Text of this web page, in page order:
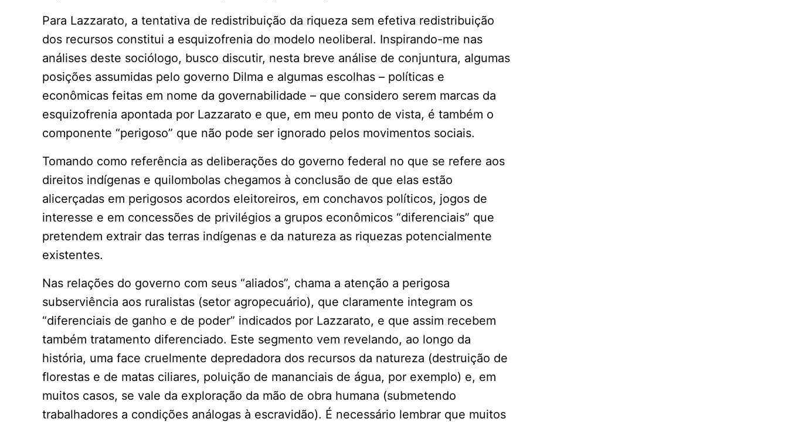
Para Lazzarato, a tentativa de redistribuição da riqueza sem efetiva redistribuição
dos recursos constitui a esquizofrenia do modelo neoliberal. Inspirando-me nas
análises deste sociólogo, busco discutir, nesta breve análise de conjuntura, algumas
posições assumidas pelo governo Dilma e algumas escolhas – políticas e
econômicas feitas em nome da governabilidade – que considero serem marcas da
esquizofrenia apontada por Lazzarato e que, em meu ponto de vista, é também o
componente “perigoso” que não pode ser ignorado pelos movimentos sociais.
Tomando como referência as deliberações do governo federal no que se refere aos
direitos indígenas e quilombolas chegamos à conclusão de que elas estão
alicerçadas em perigosos acordos eleitoreiros, em conchavos políticos, jogos de
interesse e em concessões de privilégios a grupos econômicos “diferenciais” que
pretendem extrair das terras indígenas e da natureza as riquezas potencialmente
existentes.
Nas relações do governo com seus “aliados”, chama a atenção a perigosa
subserviência aos ruralistas (setor agropecuário), que claramente integram os
“diferenciais de ganho e de poder” indicados por Lazzarato, e que assim recebem
também tratamento diferenciado. Este segmento vem revelando, ao longo da
história, uma face cruelmente depredadora dos recursos da natureza (destruição de
florestas e de matas ciliares, poluição de mananciais de água, por exemplo) e, em
muitos casos, se vale da exploração da mão de obra humana (submetendo
trabalhadores a condições análogas à escravidão). É necessário lembrar que muitos